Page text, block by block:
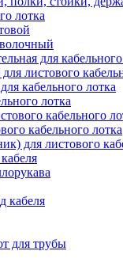
лотка
для
листового
кабельного лотка
лотка
кабельного
кабельного лотка
для листового
кабеля
для трубы